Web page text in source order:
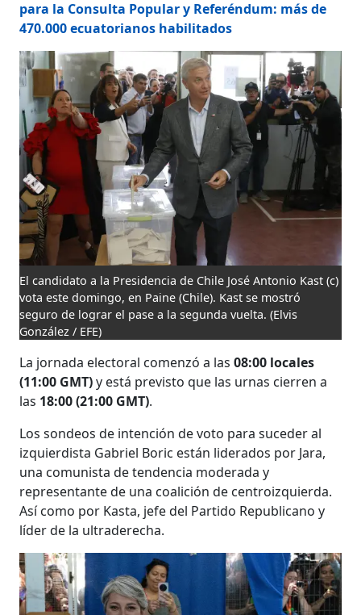
para la Consulta Popular y Referéndum: más de
470.000 ecuatorianos habilitados
El candidato a la Presidencia de Chile José Antonio Kast (c)
vota este domingo, en Paine (Chile). Kast se mostró
seguro de lograr el pase a la segunda vuelta.(Elvis
González / EFE)
La jornada electoral comenzó a las08:00 locales
(11:00 GMT)y está previsto que las urnas cierren a
las 18:00 (21:00 GMT).
Los sondeos de intención de voto para suceder al
izquierdista Gabriel Boric están liderados por Jara,
una comunista de tendencia moderada y
representante de una coalición de centroizquierda.
Así como por Kasta, jefe del Partido Republicano y
líder de la ultraderecha.